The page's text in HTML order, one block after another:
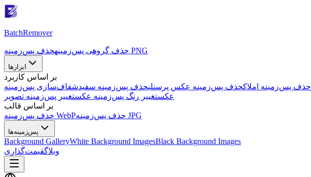
BatchRemover
حذف گروهی پس‌زمینه حذف پس‌زمینه PNG
ابزارها
بر اساس کاربرد
حذف پس‌زمینه املاکحذف پس‌زمینه عکس پرسنلیحذف پس‌زمینه سفیدشفاف‌سازی پس‌زمینه
عکستغییر رنگ پس‌زمینه عکستغییر پس‌زمینه تصویر
بر اساس قالب
حذف پس‌زمینه WebP
حذف پس‌زمینه JPG
پس‌زمینه‌ها
Background GalleryWhite Background ImagesBlack Background Images
وبلاگقیمت‌گذاری